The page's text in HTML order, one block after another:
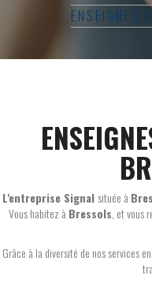
ENSEIGNES
L'entreprise Signal située à
Vous habitez à Bressols, et vous
Grâce à la diversité de nos services en